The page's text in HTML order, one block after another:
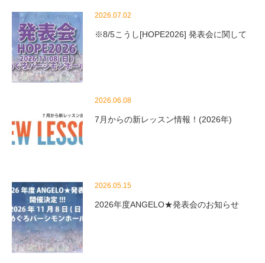
2026.07.02
※8/5こうし[HOPE2026] 発表会に関して
2026.06.08
7月からの新レッスン情報！(2026年)
2026.05.15
2026年度ANGELO★発表会のお知らせ